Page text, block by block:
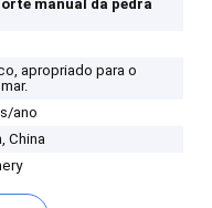
manual da pedra
apropriado para o
ano
China